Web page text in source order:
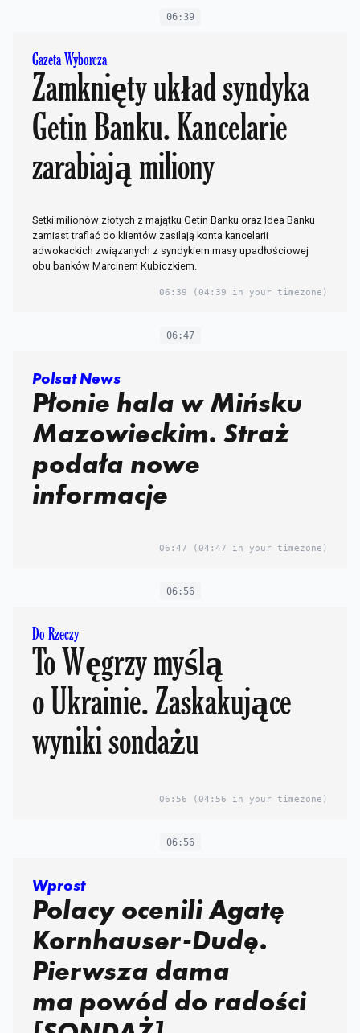
06:39
Gazeta Wyborcza
Zamknięty układ syndyka
Getin Banku. Kancelarie
zarabiają miliony
Setki milionów złotych z majątku Getin Banku oraz Idea Banku
zamiast trafiać do klientów zasilają konta kancelarii
adwokackich związanych z syndykiem masy upadłościowej
obu banków Marcinem Kubiczkiem.
06:39 (04:39 in your timezone)
06:47
Polsat News
Płonie hala w Mińsku
Mazowieckim. Straż
podała nowe
informacje
06:47 (04:47 in your timezone)
06:56
Do Rzeczy
To Węgrzy myślą
o Ukrainie. Zaskakujące
wyniki sondażu
06:56 (04:56 in your timezone)
06:56
Wprost
Polacy ocenili Agatę
Kornhauser-Dudę.
Pierwsza dama
ma powód do radości